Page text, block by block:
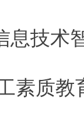
息技术
素质